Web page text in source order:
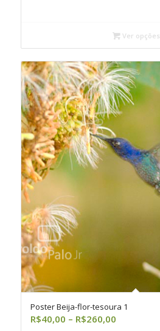
R$40,00
através
R$260,00
Ver opções
Poster Beija-flor-tesoura 1
R$40,00 – R$260,00Faixa